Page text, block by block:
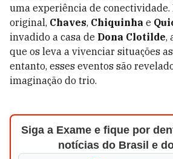
uma experiência de conectividade.
original, Chaves, Chiquinha e
invadido a casa de Dona Clotilde,
que os leva a vivenciar situações
entanto, esses eventos são
imaginação do trio.
Siga a Exame e fique por
notícias do Brasil e